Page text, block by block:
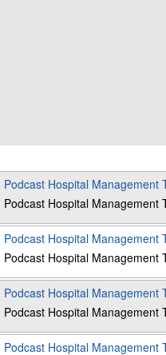
Podcast Hospital Management
Podcast Hospital Management
Podcast Hospital Management
Podcast Hospital
Podcast Hospital Management
Podcast Hospital
Podcast Hospital Management